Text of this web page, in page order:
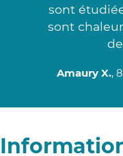
sont
sont
Amaury X.,